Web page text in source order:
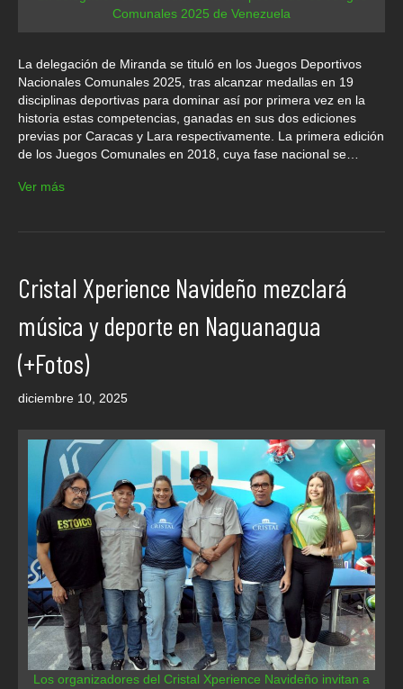
Comunales 2025 de Venezuela
La delegación de Miranda se tituló en los Juegos Deportivos
Nacionales Comunales 2025, tras alcanzar medallas en 19
disciplinas deportivas para dominar así por primera vez en la
historia estas competencias, ganadas en sus dos ediciones
previas por Caracas y Lara respectivamente. La primera edición
de los Juegos Comunales en 2018, cuya fase nacional se…
Ver más
Cristal Xperience Navideño mezclará
música y deporte en Naguanagua
(+Fotos)
diciembre 10, 2025
Los organizadores del Cristal Xperience Navideño invitan a